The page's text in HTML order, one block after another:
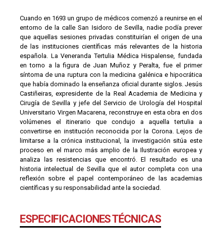
Cuando en 1693 un grupo de médicos comenzó a reunirse en el
entorno de la calle San Isidoro de Sevilla, nadie podía prever
que aquellas sesiones privadas constituirían el origen de una
de las instituciones científicas más relevantes de la historia
española. La Veneranda Tertulia Médica Hispalense, fundada
en torno a la figura de Juan Muñoz y Peralta, fue el primer
síntoma de una ruptura con la medicina galénica e hipocrática
que había dominado la enseñanza oficial durante siglos. Jesús
Castiñeiras, expresidente de la Real Academia de Medicina y
Cirugía de Sevilla y jefe del Servicio de Urología del Hospital
Universitario Virgen Macarena, reconstruye en esta obra en dos
volúmenes el itinerario que condujo a aquella tertulia a
convertirse en institución reconocida por la Corona. Lejos de
limitarse a la crónica institucional, la investigación sitúa este
proceso en el marco más amplio de la Ilustración europea y
analiza las resistencias que encontró. El resultado es una
historia intelectual de Sevilla que el autor completa con una
reflexión sobre el papel contemporáneo de las academias
científicas y su responsabilidad ante la sociedad.
ESPECIFICACIONES TÉCNICAS